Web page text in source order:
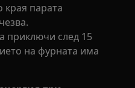
края парата
приключи след 15
на фурната има